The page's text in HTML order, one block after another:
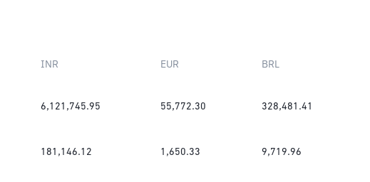
INR EUR BRL
6,121,745.95 55,772.30 328,481.41
181,146.12 1,650.33 9,719.96